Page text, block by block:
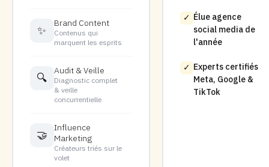
✨
Brand Content
Contenus qui
marquent les esprits
🔍
Audit & Veille
Diagnostic complet
& veille
concurrentielle
🤝
Influence
Marketing
Créateurs triés sur le
volet
✓ Élue agence
social media de
l'année
✓ Experts certifiés
Meta, Google &
TikTok